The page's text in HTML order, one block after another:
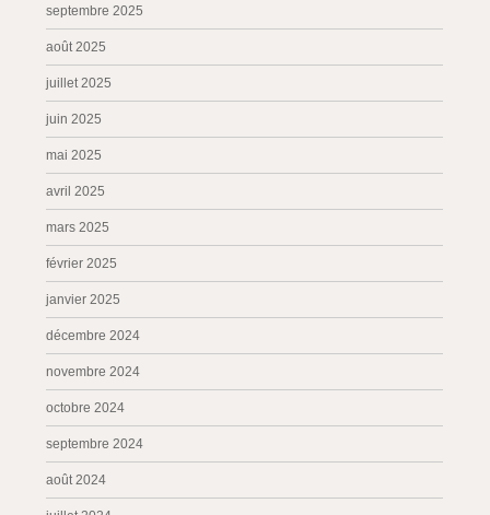
septembre 2025
août 2025
juillet 2025
juin 2025
mai 2025
avril 2025
mars 2025
février 2025
janvier 2025
décembre 2024
novembre 2024
octobre 2024
septembre 2024
août 2024